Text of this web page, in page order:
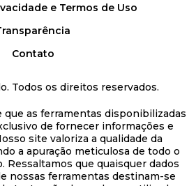
e Termos de Uso
Contato
Todos os direitos reservados.
que as ferramentas disponibilizadas
de fornecer informações e
site valoriza a qualidade da
a apuração meticulosa de todo o
Ressaltamos que quaisquer dados
nossas ferramentas destinam-se